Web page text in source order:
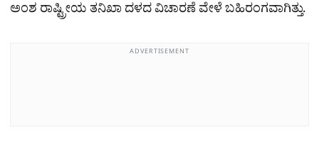
ಅಂಶ ರಾಷ್ಟ್ರೀಯ ತನಿಖಾ ದಳದ ವಿಚಾರಣೆ ವೇಳೆ ಬಹಿರಂಗವಾಗಿತ್ತು.
ADVERTISEMENT